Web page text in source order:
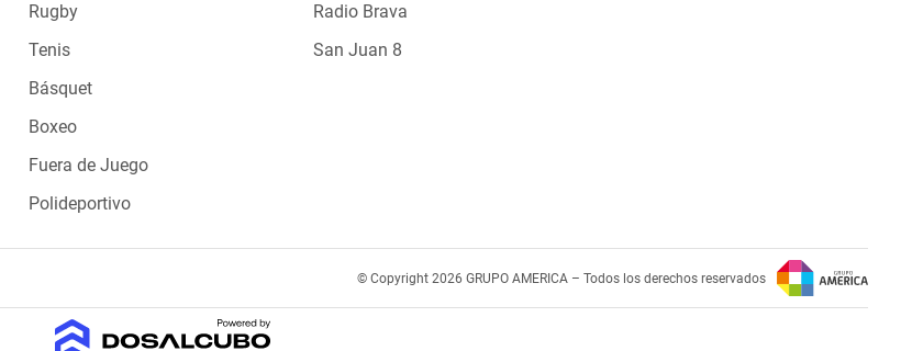
Rugby
Tenis
Básquet
Boxeo
Fuera de Juego
Polideportivo
Radio Brava
San Juan 8
© Copyright 2026 GRUPO AMERICA – Todos los derechos reservados